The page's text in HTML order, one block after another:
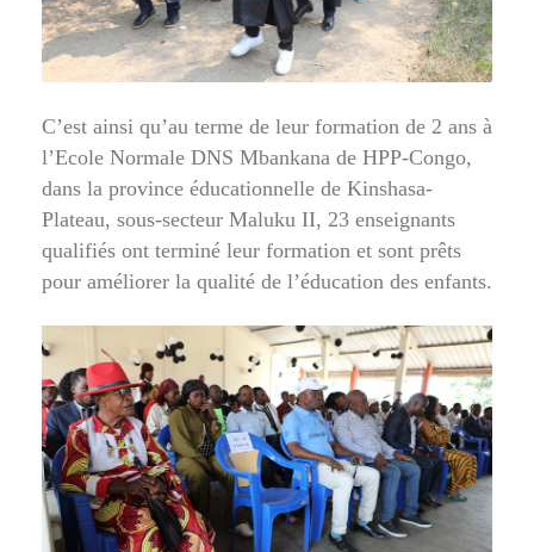
C’est ainsi qu’au terme de leur formation de 2 ans à
l’Ecole Normale DNS Mbankana de HPP-Congo,
dans la province éducationnelle de Kinshasa-
Plateau, sous-secteur Maluku II, 23 enseignants
qualifiés ont terminé leur formation et sont prêts
pour améliorer la qualité de l’éducation des enfants.